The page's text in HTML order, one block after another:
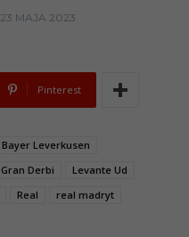
23 MAJA 2023
Pinterest
Bayer Leverkusen
Gran Derbi
Levante Ud
Real
real madryt